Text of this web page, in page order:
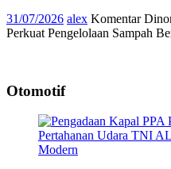
31/07/2026 alex Komentar
Perkuat Pengelolaan Sampah
Otomotif